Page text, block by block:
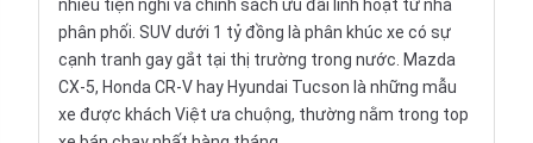
nhiều tiện nghi và chính sách ưu đãi linh hoạt từ nhà
phân phối. SUV dưới 1 tỷ đồng là phân khúc xe có sự
cạnh tranh gay gắt tại thị trường trong nước. Mazda
CX-5, Honda CR-V hay Hyundai Tucson là những mẫu
xe được khách Việt ưa chuộng, thường nằm trong top